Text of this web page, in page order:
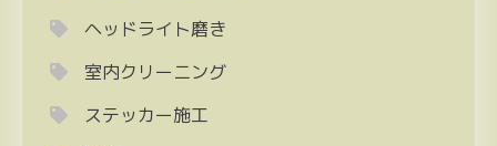
ヘッドライト磨き
室内クリーニング
ステッカー施工